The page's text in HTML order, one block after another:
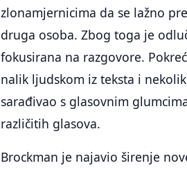
zlonamjernicima da se lažno
druga osoba. Zbog toga je
fokusirana na razgovore.
nalik ljudskom iz teksta i
sarađivao s glasovnim
različitih glasova.
Brockman je najavio širenje